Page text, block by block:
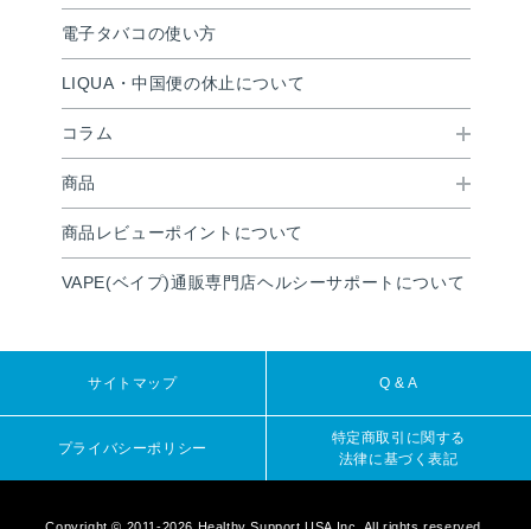
電子タバコの使い方
LIQUA・中国便の休止について
コラム
商品
商品レビューポイントについて
VAPE(ベイプ)通販専門店ヘルシーサポートについて
サイトマップ Q & A
プライバシーポリシー
特定商取引に関する
法律に基づく表記